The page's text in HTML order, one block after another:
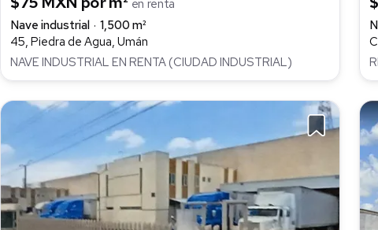
en renta
Nave industrial
1,500 m²
45, Piedra de Agua, Umán
NAVE INDUSTRIAL EN RENTA (CIUDAD INDUSTRIAL)